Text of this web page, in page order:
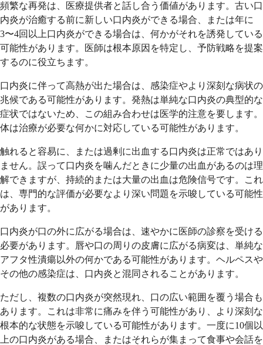
頻繁な再発は、医療提供者と話し合う価値があります。古い口
内炎が治癒する前に新しい口内炎ができる場合、または年に
3〜4回以上口内炎ができる場合は、何かがそれを誘発している
可能性があります。医師は根本原因を特定し、予防戦略を提案
するのに役立ちます。
口内炎に伴って高熱が出た場合は、感染症やより深刻な病状の
兆候である可能性があります。発熱は単純な口内炎の典型的な
症状ではないため、この組み合わせは医学的注意を要します。
体は治療が必要な何かに対応している可能性があります。
触れると容易に、または過剰に出血する口内炎は正常ではあり
ません。誤って口内炎を噛んだときに少量の出血があるのは理
解できますが、持続的または大量の出血は危険信号です。これ
は、専門的な評価が必要なより深い問題を示唆している可能性
があります。
口内炎が口の外に広がる場合は、速やかに医師の診察を受ける
必要があります。唇や口の周りの皮膚に広がる病変は、単純な
アフタ性潰瘍以外の何かである可能性があります。ヘルペスや
その他の感染症は、口内炎と混同されることがあります。
ただし、複数の口内炎が突然現れ、口の広い範囲を覆う場合も
あります。これは非常に痛みを伴う可能性があり、より深刻な
根本的な状態を示唆している可能性があります。一度に10個以
上の口内炎がある場合、またはそれらが集まって食事や会話を